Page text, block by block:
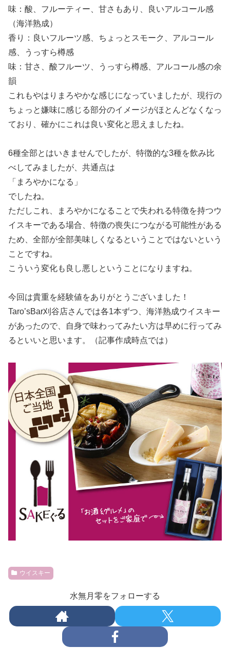
味：酸、フルーティー、甘さもあり、良いアルコール感
（海洋熟成）
香り：良いフルーツ感、ちょっとスモーク、アルコール
感、うっすら樽感
味：甘さ、酸フルーツ、うっすら樽感、アルコール感の余
韻
これもやはりまろやかな感じになっていましたが、現行の
ちょっと嫌味に感じる部分のイメージがほとんどなくなっ
ており、確かにこれは良い変化と思えましたね。
6種全部とはいきませんでしたが、特徴的な3種を飲み比
べしてみましたが、共通点は
「まろやかになる」
でしたね。
ただしこれ、まろやかになることで失われる特徴を持つウ
イスキーである場合、特徴の喪失につながる可能性がある
ため、全部が全部美味しくなるということではないという
ことですね。
こういう変化も良し悪しということになりますね。
今回は貴重を経験値をありがとうございました！
Taro’sBar刈谷店さんでは各1本ずつ、海洋熟成ウイスキー
があったので、自身で味わってみたい方は早めに行ってみ
るといいと思います。（記事作成時点では）
ウイスキー
水無月零をフォローする